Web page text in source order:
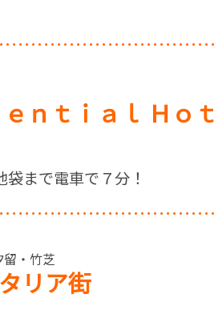
ｎｔｉａｌ Ｈｏ
まで電車で７分！
・竹芝
リア街